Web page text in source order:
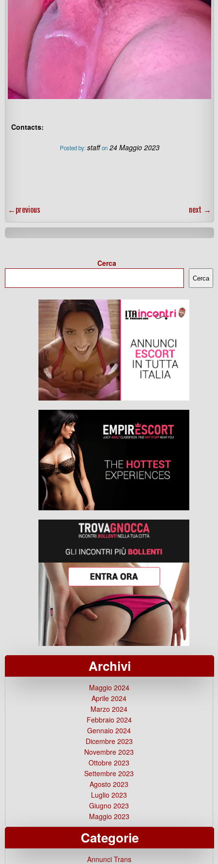
Contacts:
Posted by:staff on 24 Maggio 2023
←previous next →
Cerca
Cerca
Archivi
Maggio 2024
Aprile 2024
Marzo 2024
Febbraio 2024
Gennaio 2024
Dicembre 2023
Novembre 2023
Ottobre 2023
Settembre 2023
Agosto 2023
Luglio 2023
Giugno 2023
Maggio 2023
Categorie
Annunci Trans